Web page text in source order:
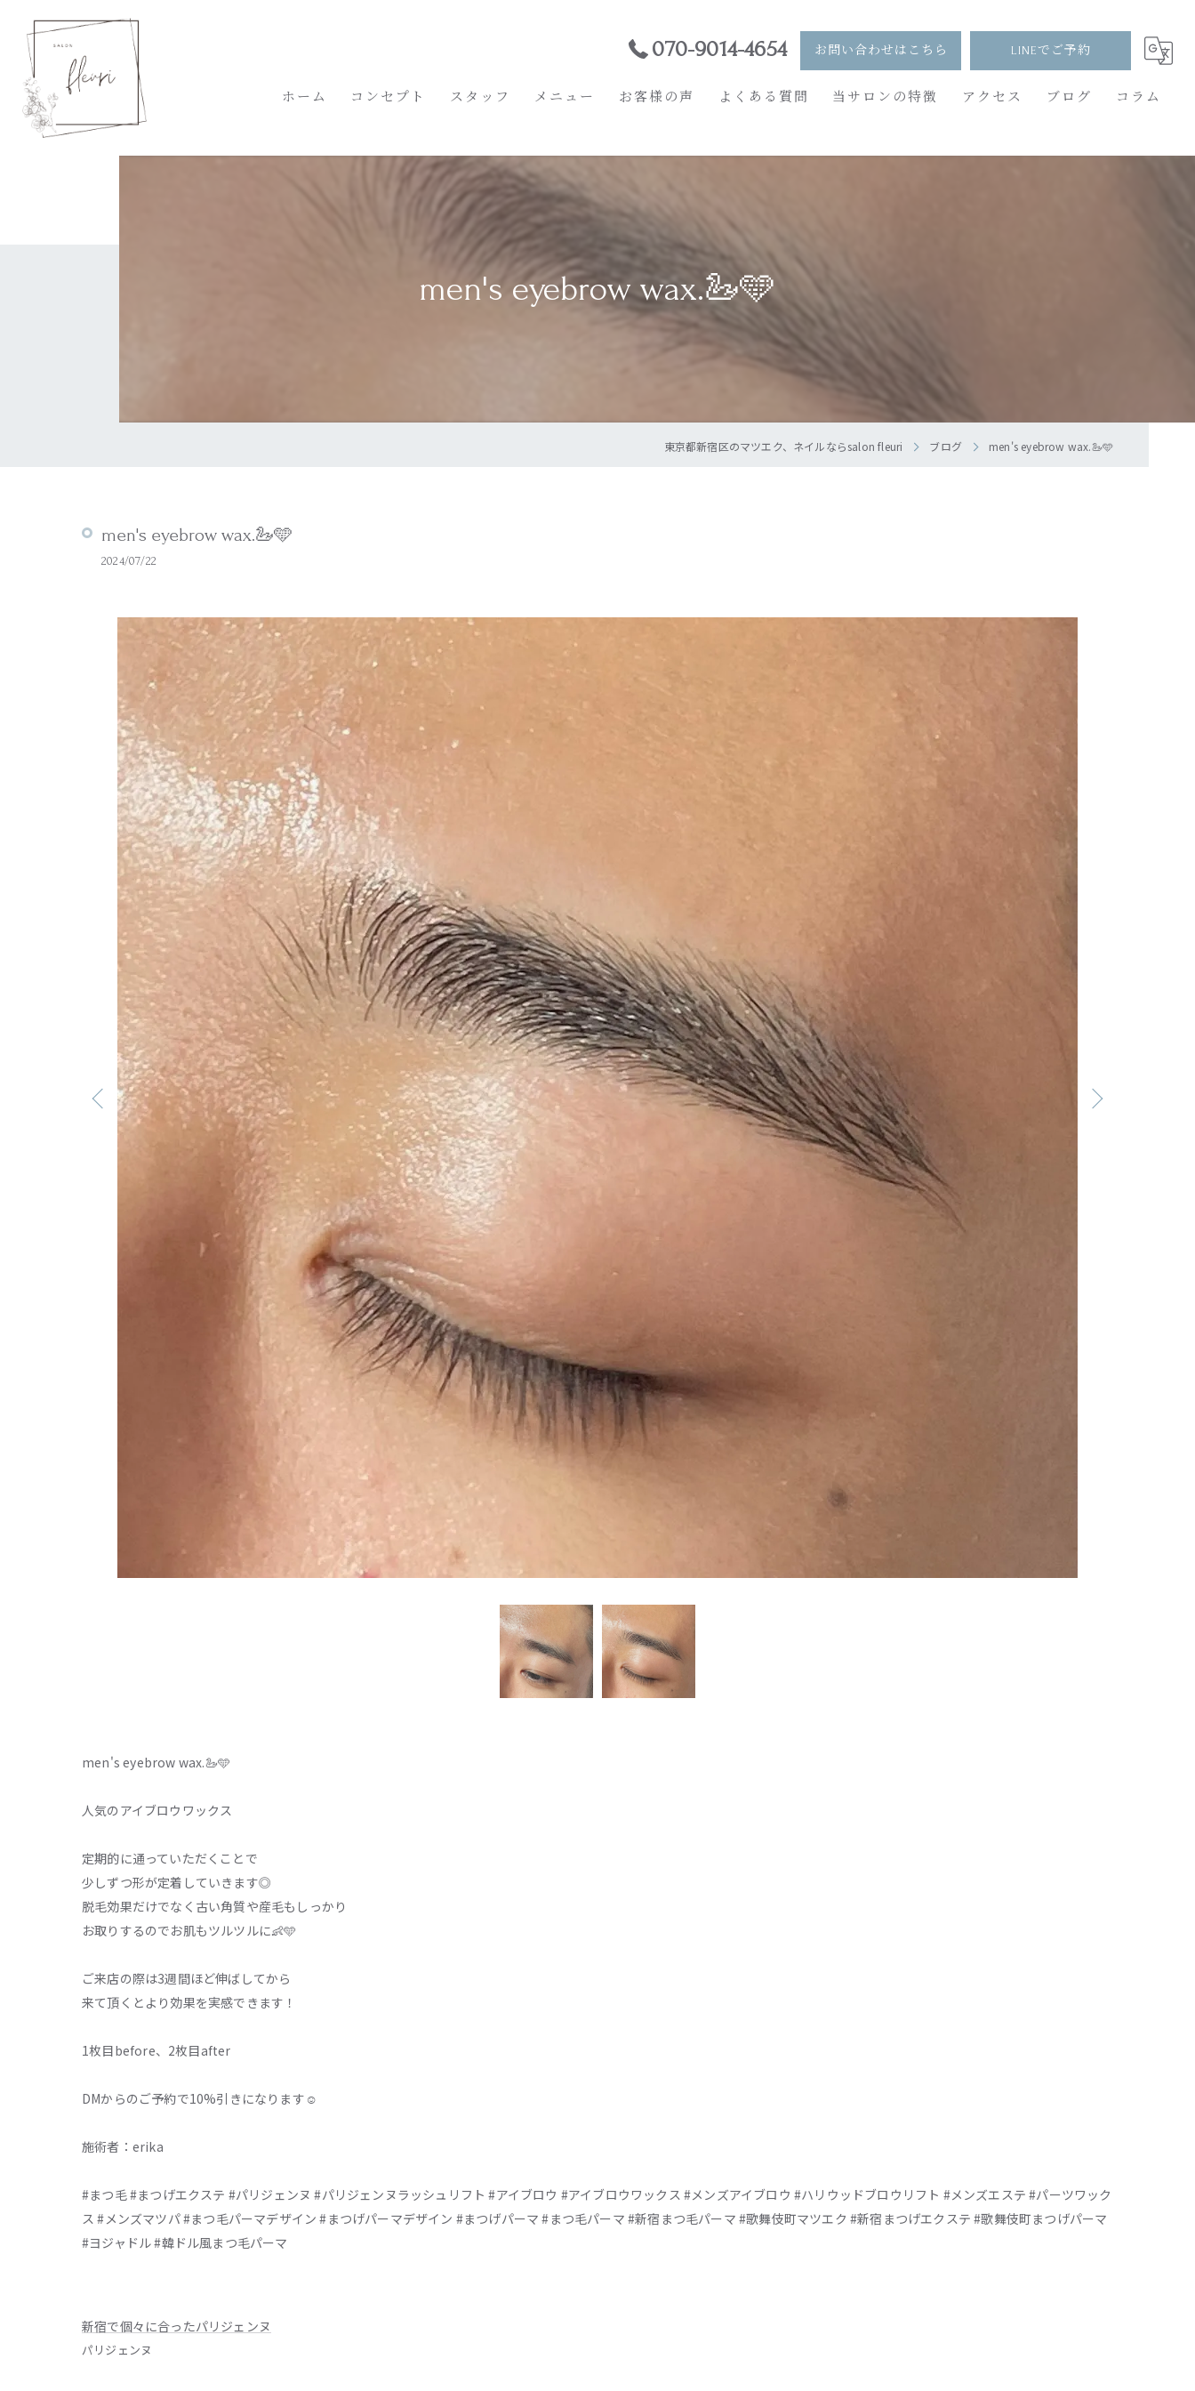
070-9014-4654 お問い合わせはこちら LINEでご予約
ホーム コンセプト スタッフ メニュー お客様の声 よくある質問 当サロンの特徴
パリジェンヌ
アクセス ブログ コラム
men's eyebrow wax.🦢🩵
東京都新宿区のマツエク、ネイルならsalon fleuri ブログ men's eyebrow wax.🦢🩵
men's eyebrow wax.🦢🩵
2024/07/22
men's eyebrow wax.🦢🩵
人気のアイブロウワックス
定期的に通っていただくことで
少しずつ形が定着していきます◎
脱毛効果だけでなく古い角質や産毛もしっかり
お取りするのでお肌もツルツルに👶🩵
ご来店の際は3週間ほど伸ばしてから
来て頂くとより効果を実感できます！
1枚目before、2枚目after
DMからのご予約で10%引きになります☺️
施術者：erika
#まつ毛 #まつげエクステ #パリジェンヌ #パリジェンヌラッシュリフト #アイブロウ #アイブロウワックス #メンズアイブロウ #ハリウッドブロウリフト #メンズエステ #パーツワック
ス #メンズマツパ #まつ毛パーマデザイン #まつげパーマデザイン #まつげパーマ #まつ毛パーマ #新宿まつ毛パーマ #歌舞伎町マツエク #新宿まつげエクステ #歌舞伎町まつげパーマ
#ヨジャドル #韓ドル風まつ毛パーマ
新宿で個々に合ったパリジェンヌ
パリジェンヌ